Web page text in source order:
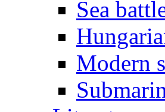
Sea
Modern